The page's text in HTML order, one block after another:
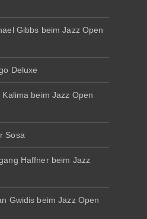
Gibbs beim Jazz Open
Deluxe
beim Jazz Open
Sosa
Haffner beim Jazz
Gwidis beim Jazz Open